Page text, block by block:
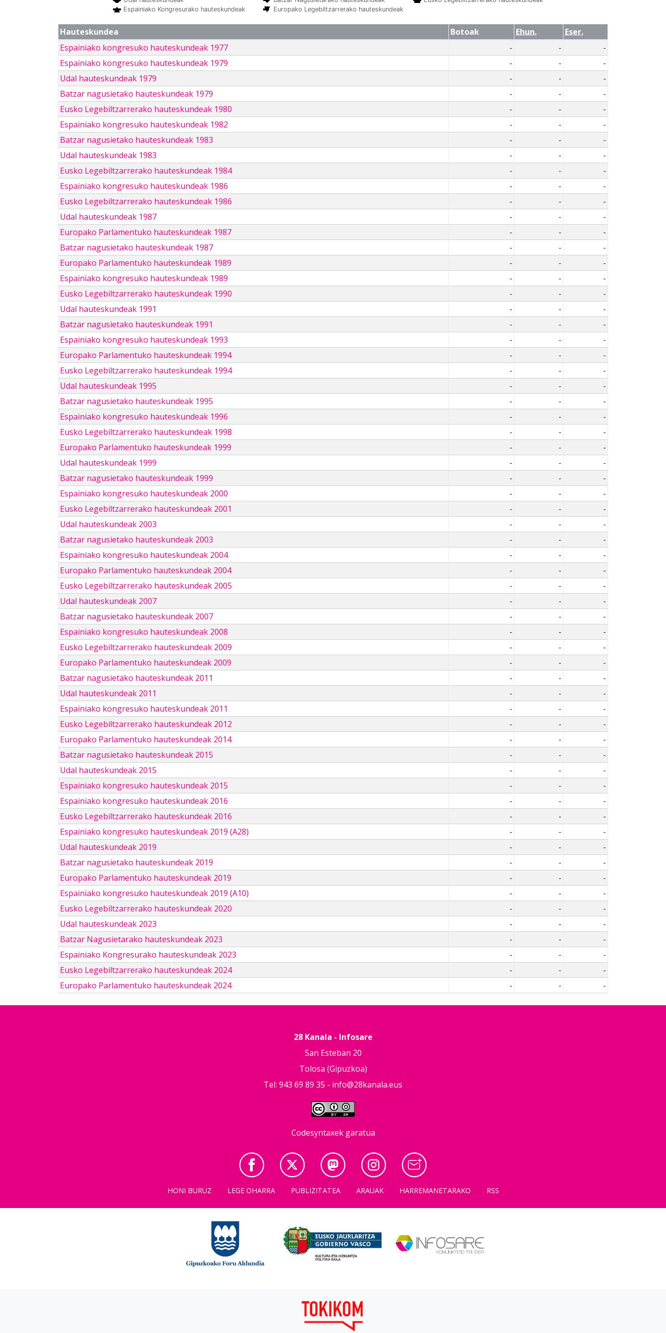
Espainiako Kongresurako hauteskundeak
Europako Legebiltzarrerako hauteskundeak
Hauteskundea Botoak Ehun.
Eser.
Espainiako kongresuko hauteskundeak 1977
- -
-
Espainiako kongresuko hauteskundeak 1979
- -
-
Udal hauteskundeak 1979
- -
-
Batzar nagusietako hauteskundeak 1979
- -
-
Eusko Legebiltzarrerako hauteskundeak 1980
- -
-
Espainiako kongresuko hauteskundeak 1982
- -
-
Batzar nagusietako hauteskundeak 1983
- -
-
Udal hauteskundeak 1983
- -
-
Eusko Legebiltzarrerako hauteskundeak 1984
- -
-
Espainiako kongresuko hauteskundeak 1986
- -
-
Eusko Legebiltzarrerako hauteskundeak 1986
- -
-
Udal hauteskundeak 1987
- -
-
Europako Parlamentuko hauteskundeak 1987
- -
-
Batzar nagusietako hauteskundeak 1987
- -
-
Europako Parlamentuko hauteskundeak 1989
- -
-
Espainiako kongresuko hauteskundeak 1989
- -
-
Eusko Legebiltzarrerako hauteskundeak 1990
- -
-
Udal hauteskundeak 1991
- -
-
Batzar nagusietako hauteskundeak 1991
- -
-
Espainiako kongresuko hauteskundeak 1993
- -
-
Europako Parlamentuko hauteskundeak 1994
- -
-
Eusko Legebiltzarrerako hauteskundeak 1994
- -
-
Udal hauteskundeak 1995
- -
-
Batzar nagusietako hauteskundeak 1995
- -
-
Espainiako kongresuko hauteskundeak 1996
- -
-
Eusko Legebiltzarrerako hauteskundeak 1998
- -
-
Europako Parlamentuko hauteskundeak 1999
- -
-
Udal hauteskundeak 1999
- -
-
Batzar nagusietako hauteskundeak 1999
- -
-
Espainiako kongresuko hauteskundeak 2000
- -
-
Eusko Legebiltzarrerako hauteskundeak 2001
- -
-
Udal hauteskundeak 2003
- -
-
Batzar nagusietako hauteskundeak 2003
- -
-
Espainiako kongresuko hauteskundeak 2004
- -
-
Europako Parlamentuko hauteskundeak 2004
- -
-
Eusko Legebiltzarrerako hauteskundeak 2005
- -
-
Udal hauteskundeak 2007
- -
-
Batzar nagusietako hauteskundeak 2007
- -
-
Espainiako kongresuko hauteskundeak 2008
- -
-
Eusko Legebiltzarrerako hauteskundeak 2009
- -
-
Europako Parlamentuko hauteskundeak 2009
- -
-
Batzar nagusietako hauteskundeak 2011
- -
-
Udal hauteskundeak 2011
- -
-
Espainiako kongresuko hauteskundeak 2011
- -
-
Eusko Legebiltzarrerako hauteskundeak 2012
- -
-
Europako Parlamentuko hauteskundeak 2014
- -
-
Batzar nagusietako hauteskundeak 2015
- -
-
Udal hauteskundeak 2015
- -
-
Espainiako kongresuko hauteskundeak 2015
- -
-
Espainiako kongresuko hauteskundeak 2016
- -
-
Eusko Legebiltzarrerako hauteskundeak 2016
- -
-
Espainiako kongresuko hauteskundeak 2019 (A28)
- -
-
Udal hauteskundeak 2019
- -
-
Batzar nagusietako hauteskundeak 2019
- -
-
Europako Parlamentuko hauteskundeak 2019
- -
-
Espainiako kongresuko hauteskundeak 2019 (A10)
- -
-
Eusko Legebiltzarrerako hauteskundeak 2020
- -
-
Udal hauteskundeak 2023
- -
-
Batzar Nagusietarako hauteskundeak 2023
- -
-
Espainiako Kongresurako hauteskundeak 2023
- -
-
Eusko Legebiltzarrerako hauteskundeak 2024
- -
-
Europako Parlamentuko hauteskundeak 2024
- - -
28 Kanala - Infosare
San Esteban 20
Tolosa (Gipuzkoa)
Tel: 943 69 89 35 - info@28kanala.eus
Codesyntaxek garatua
HONI BURUZ LEGE OHARRA PUBLIZITATEA ARAUAK HARREMANETARAKO RSS